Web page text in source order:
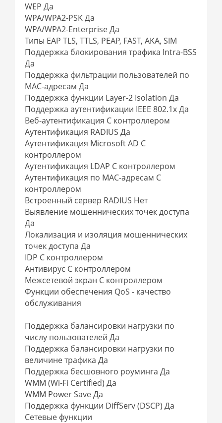
WEP Да
WPA/WPA2-PSK Да
WPA/WPA2-Enterprise Да
Типы EAP TLS, TTLS, PEAP, FAST, AKA, SIM
Поддержка блокирования трафика Intra-BSS
Да
Поддержка фильтрации пользователей по
MAC-адресам Да
Поддержка функции Layer-2 Isolation Да
Поддержка аутентификации IEEE 802.1x Да
Веб-аутентификация С контроллером
Аутентификация RADIUS Да
Аутентификация Microsoft AD С
контроллером
Аутентификация LDAP С контроллером
Аутентификация по MAC-адресам С
контроллером
Встроенный сервер RADIUS Нет
Выявление мошеннических точек доступа
Да
Локализация и изоляция мошеннических
точек доступа Да
IDP С контроллером
Антивирус С контроллером
Межсетевой экран С контроллером
Функции обеспечения QoS - качество
обслуживания
Поддержка балансировки нагрузки по
числу пользователей Да
Поддержка балансировки нагрузки по
величине трафика Да
Поддержка бесшовного роуминга Да
WMM (Wi-Fi Certified) Да
WMM Power Save Да
Поддержка функции DiffServ (DSCP) Да
Сетевые функции